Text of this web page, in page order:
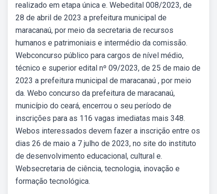
realizado em etapa única e. Webedital 008/2023, de
28 de abril de 2023 a prefeitura municipal de
maracanaú, por meio da secretaria de recursos
humanos e patrimoniais e intermédio da comissão.
Webconcurso público para cargos de nível médio,
técnico e superior edital nº 09/2023, de 25 de maio de
2023 a prefeitura municipal de maracanaú , por meio
da. Webo concurso da prefeitura de maracanaú,
município do ceará, encerrou o seu período de
inscrições para as 116 vagas imediatas mais 348.
Webos interessados devem fazer a inscrição entre os
dias 26 de maio a 7 julho de 2023, no site do instituto
de desenvolvimento educacional, cultural e.
Websecretaria de ciência, tecnologia, inovação e
formação tecnológica.